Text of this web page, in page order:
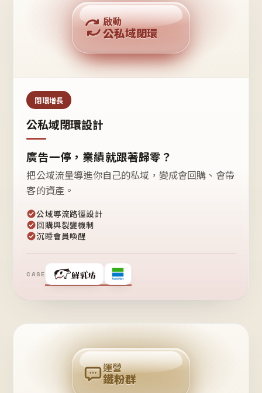
公域流量
私域鐵粉
回購複利
啟動
公私域閉環
閉環增長
公私域閉環設計
廣告一停，業績就跟著歸零？
把公域流量導進你自己的私域，變成會回購、會帶
客的資產。
公域導流路徑設計
回購與裂變機制
沉睡會員喚醒
CASE
❤
粉
回
購
運營
鐵粉群